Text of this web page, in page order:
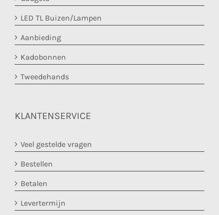
LED TL Buizen/Lampen
Aanbieding
Kadobonnen
Tweedehands
KLANTENSERVICE
Veel gestelde vragen
Bestellen
Betalen
Levertermijn